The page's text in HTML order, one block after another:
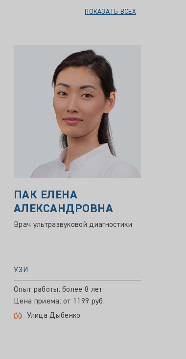
ПОКАЗАТЬ ВСЕХ
ПАК ЕЛЕНА
АЛЕКСАНДРОВНА
Врач ультразвуковой диагностики
УЗИ
Опыт работы: более 8 лет
Цена приема: от 1199 руб.
Улица Дыбенко